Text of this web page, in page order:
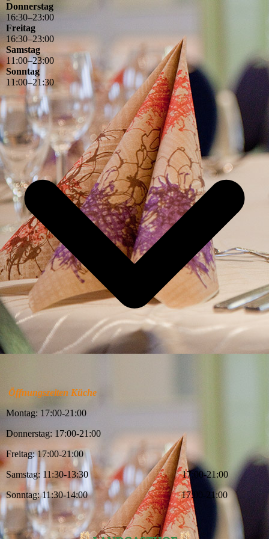
Donnerstag
16:30–23:00
Freitag
16:30–23:00
Samstag
11 :00–23:00
Sonntag
11 :00–21 :30
Öffnungszeiten Küche
Montag: 17:00-21:00
Donnerstag: 17:00-21:00
Freitag: 17:00-21:00
Samstag: 11:30-13:30 17:00-21:00
Sonntag: 11:30-14:00 17:00-21:00